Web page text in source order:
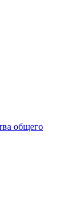
общего